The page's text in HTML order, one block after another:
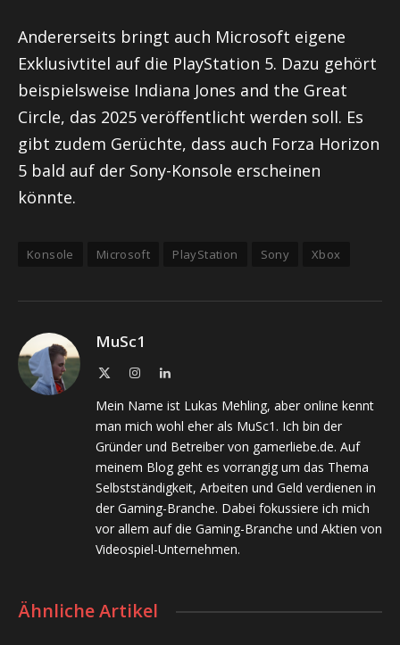
Andererseits bringt auch Microsoft eigene
Exklusivtitel auf die PlayStation 5. Dazu gehört
beispielsweise Indiana Jones and the Great
Circle, das 2025 veröffentlicht werden soll. Es
gibt zudem Gerüchte, dass auch Forza Horizon
5 bald auf der Sony-Konsole erscheinen
könnte.
Konsole Microsoft PlayStation Sony Xbox
MuSc1
InstagramLinkedIn
Mein Name ist Lukas Mehling, aber online kennt
man mich wohl eher als MuSc1. Ich bin der
Gründer und Betreiber von gamerliebe.de. Auf
meinem Blog geht es vorrangig um das Thema
Selbstständigkeit, Arbeiten und Geld verdienen in
der Gaming-Branche. Dabei fokussiere ich mich
vor allem auf die Gaming-Branche und Aktien von
Videospiel-Unternehmen.
Ähnliche Artikel